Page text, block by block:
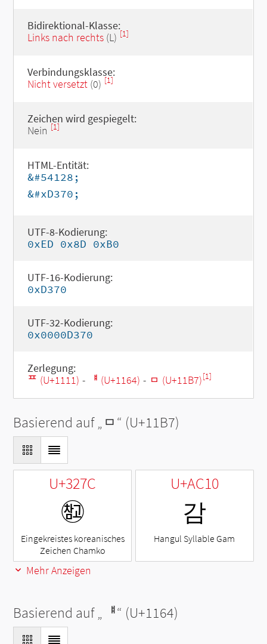
Bidirektional-Klasse:
Links nach rechts(L) [1]
Verbindungsklasse:
Nicht versetzt(0) [1]
Zeichen wird gespiegelt:
Nein [1]
HTML-Entität:
&#54128;
&#xD370;
UTF-8-Kodierung:
0xED 0x8D 0xB0
UTF-16-Kodierung:
0xD370
UTF-32-Kodierung:
0x0000D370
Zerlegung:
ᄑ (U+1111) - ᅤ (U+1164) - ᆷ (U+11B7)[1]
Basierend auf „ᆷ“ (U+11B7)
U+327C
㉼
Eingekreistes koreanisches
Zeichen Chamko
U+AC10
감
Hangul Syllable Gam
Mehr Anzeigen
Basierend auf „ ᅤ“ (U+1164)